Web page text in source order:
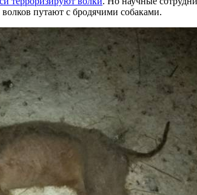
путают с бродячими собаками.